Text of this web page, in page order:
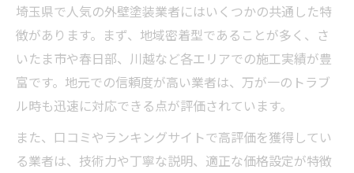
見積もり比較で分かる外壁塗装の相場感
埼玉県の助成金を活用した費用抑制法
外壁塗装人気業者の価格帯を徹底比較
外壁塗装費用とサービス内容のバランス
埼玉県外壁塗装口コミの活用法と注意点
埼玉県で人気の外壁塗装業者にはいくつかの共通した特
徴があります。まず、地域密着型であることが多く、さ
いたま市や春日部、川越など各エリアでの施工実績が豊
富です。地元での信頼度が高い業者は、万が一のトラブ
ル時も迅速に対応できる点が評価されています。
また、口コミやランキングサイトで高評価を獲得してい
る業者は、技術力や丁寧な説明、適正な価格設定が特徴